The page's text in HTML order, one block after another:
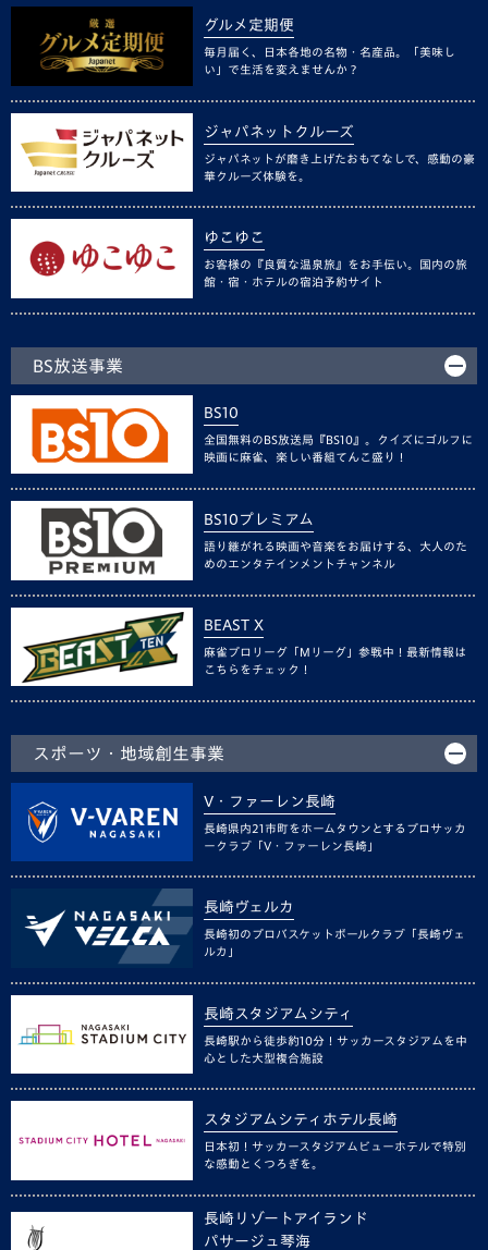
グルメ定期便
毎月届く、日本各地の名物・名産品。「美味し
い」で生活を変えませんか？
ジャパネットクルーズ
ジャパネットが磨き上げたおもてなしで、感動の豪
華クルーズ体験を。
ゆこゆこ
お客様の『良質な温泉旅』をお手伝い。国内の旅
館・宿・ホテルの宿泊予約サイト
BS放送事業
BS10
全国無料のBS放送局『BS10』。クイズにゴルフに
映画に麻雀、楽しい番組てんこ盛り！
BS10プレミアム
語り継がれる映画や音楽をお届けする、大人のた
めのエンタテインメントチャンネル
BEAST X
麻雀プロリーグ「Mリーグ」参戦中！最新情報は
こちらをチェック！
スポーツ・地域創生事業
V・ファーレン長崎
長崎県内21市町をホームタウンとするプロサッカ
ークラブ「V・ファーレン長崎」
長崎ヴェルカ
長崎初のプロバスケットボールクラブ「長崎ヴェ
ルカ」
長崎スタジアムシティ
長崎駅から徒歩約10分！サッカースタジアムを中
心とした大型複合施設
スタジアムシティホテル長崎
日本初！サッカースタジアムビューホテルで特別
な感動とくつろぎを。
長崎リゾートアイランド
パサージュ琴海